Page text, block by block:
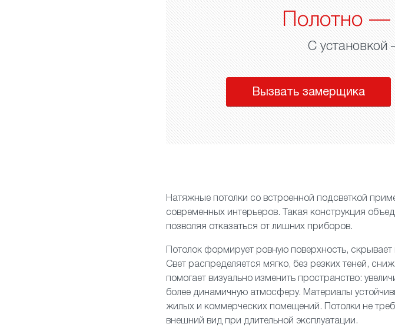
Полотно —
С
Вызвать замерщика
Натяжные потолки со встроенной подсветкой
современных интерьеров. Такая конструкция
позволяя отказаться от лишних приборов.
Потолок формирует ровную поверхность,
Свет распределяется мягко, без резких теней,
помогает визуально изменить пространство:
более динамичную атмосферу. Материалы
жилых и коммерческих помещений. Потолки не
внешний вид при длительной эксплуатации.